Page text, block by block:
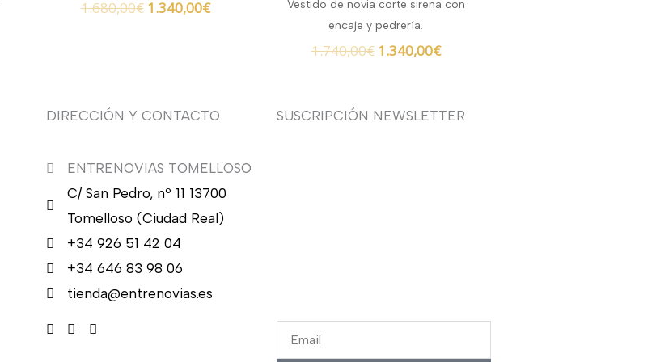
1.680,00€ 1.340,00€
Vestido de novia corte sirena con
encaje y pedrería.
1.740,00€ 1.340,00€
DIRECCIÓN Y CONTACTO
ENTRENOVIAS TOMELLOSO
C/ San Pedro, nº 11 13700
Tomelloso (Ciudad Real)
+34 926 51 42 04
+34 646 83 98 06
tienda@entrenovias.es
SUSCRIPCIÓN NEWSLETTER
Email